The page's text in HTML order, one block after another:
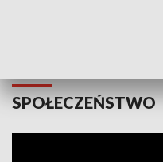
SPOŁECZEŃSTWO